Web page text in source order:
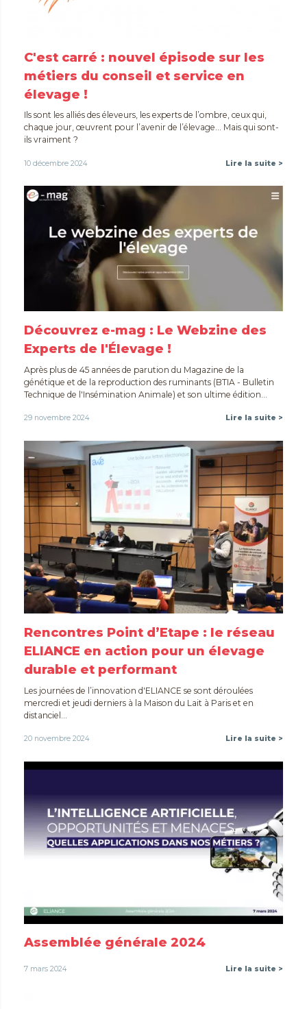
C'est carré : nouvel épisode sur les
métiers du conseil et service en
élevage !
Ils sont les alliés des éleveurs, les experts de l’ombre, ceux qui,
chaque jour, œuvrent pour l’avenir de l’élevage… Mais qui sont-
ils vraiment ?
10 décembre 2024 Lire la suite >
Découvrez e-mag : Le Webzine des
Experts de l'Élevage !
Après plus de 45 années de parution du Magazine de la
génétique et de la reproduction des ruminants (BTIA - Bulletin
Technique de l'Insémination Animale) et son ultime édition...
29 novembre 2024 Lire la suite >
Rencontres Point d’Etape : le réseau
ELIANCE en action pour un élevage
durable et performant
Les journées de l’innovation d'ELIANCE se sont déroulées
mercredi et jeudi derniers à la Maison du Lait à Paris et en
distanciel...
20 novembre 2024 Lire la suite >
Assemblée générale 2024
7 mars 2024 Lire la suite >